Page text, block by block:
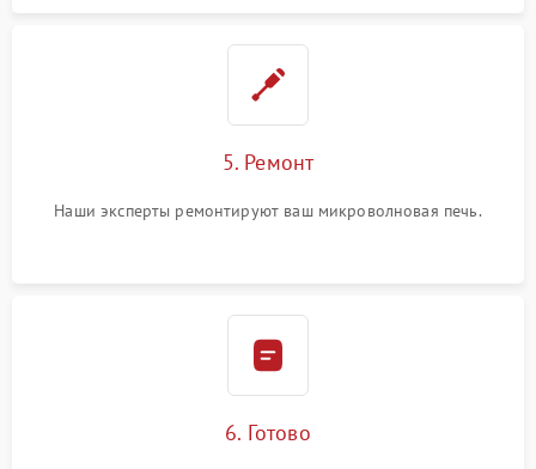
5. Ремонт
Наши эксперты ремонтируют ваш микроволновая печь.
6. Готово